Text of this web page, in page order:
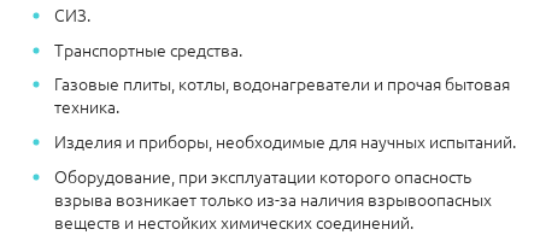
СИЗ.
Транспортные средства.
Газовые плиты, котлы, водонагреватели и прочая бытовая
техника.
Изделия и приборы, необходимые для научных испытаний.
Оборудование, при эксплуатации которого опасность
взрыва возникает только из-за наличия взрывоопасных
веществ и нестойких химических соединений.